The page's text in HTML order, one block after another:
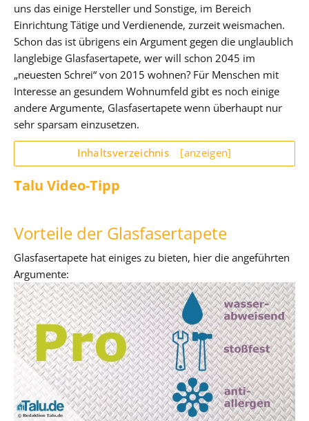
uns das einige Hersteller und Sonstige, im Bereich
Einrichtung Tätige und Verdienende, zurzeit weismachen.
Schon das ist übrigens ein Argument gegen die unglaublich
langlebige Glasfasertapete, wer will schon 2045 im
„neuesten Schrei“ von 2015 wohnen? Für Menschen mit
Interesse an gesundem Wohnumfeld gibt es noch einige
andere Argumente, Glasfasertapete wenn überhaupt nur
sehr sparsam einzusetzen.
Inhaltsverzeichnis [anzeigen]
Talu Video-Tipp
Vorteile der Glasfasertapete
Glasfasertapete hat einiges zu bieten, hier die angeführten
Argumente: